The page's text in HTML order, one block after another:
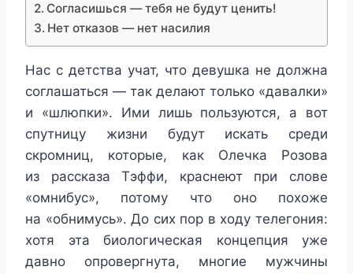
Согласишься — тебя не будут ценить!
Нет отказов — нет насилия
Нас с детства учат, что девушка не должна
соглашаться — так делают только «давалки»
и «шлюпки». Ими лишь пользуются, а вот
спутницу жизни будут искать среди
скромниц, которые, как Олечка Розова
из рассказа Тэффи, краснеют при слове
«омнибус», потому что оно похоже
на «обнимусь». До сих пор в ходу телегония:
хотя эта биологическая концепция уже
давно опровергнута, многие мужчины